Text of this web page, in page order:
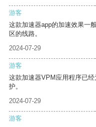
游客
这款加速器app的加速效果一
区的线路。
2024-07-29
游客
这款加速器VPM应用程序已
护。
2024-07-29
游客